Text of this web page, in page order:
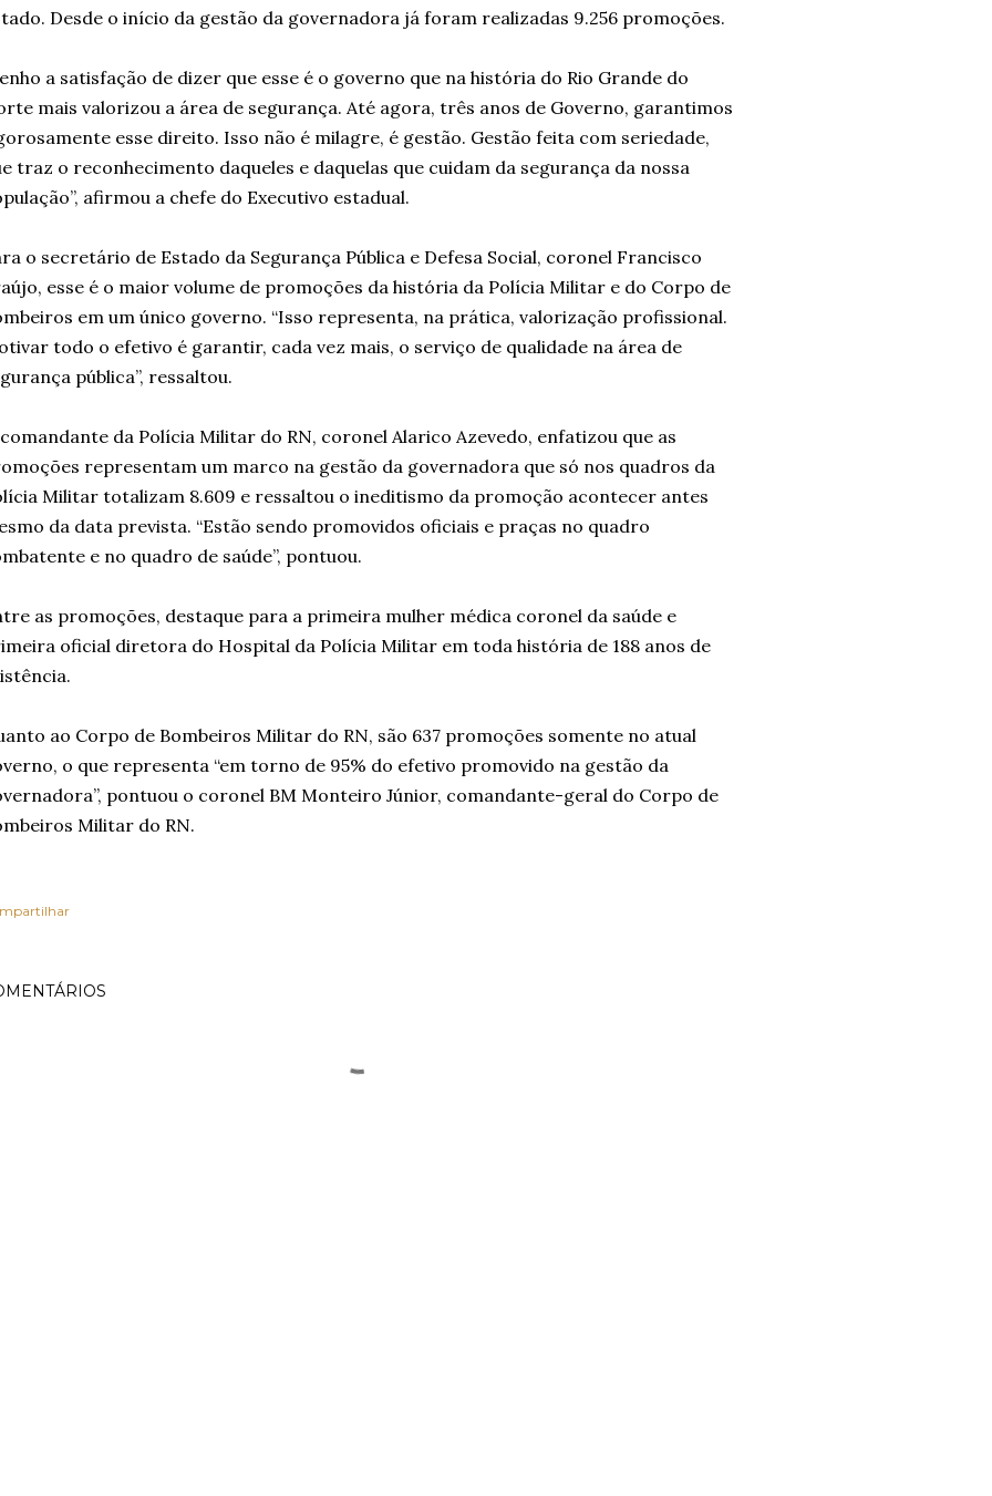
Desde o início da gestão da governadora já foram realizadas 9.256 promoções.
a satisfação de dizer que esse é o governo que na história do Rio Grande do
mais valorizou a área de segurança. Até agora, três anos de Governo, garantimos
esse direito. Isso não é milagre, é gestão. Gestão feita com seriedade,
traz o reconhecimento daqueles e daquelas que cuidam da segurança da nossa
afirmou a chefe do Executivo estadual.
o secretário de Estado da Segurança Pública e Defesa Social, coronel Francisco
esse é o maior volume de promoções da história da Polícia Militar e do Corpo de
em um único governo. “Isso representa, na prática, valorização profissional.
todo o efetivo é garantir, cada vez mais, o serviço de qualidade na área de
pública”, ressaltou.
da Polícia Militar do RN, coronel Alarico Azevedo, enfatizou que as
representam um marco na gestão da governadora que só nos quadros da
Militar totalizam 8.609 e ressaltou o ineditismo da promoção acontecer antes
da data prevista. “Estão sendo promovidos oficiais e praças no quadro
e no quadro de saúde”, pontuou.
as promoções, destaque para a primeira mulher médica coronel da saúde e
oficial diretora do Hospital da Polícia Militar em toda história de 188 anos de
ao Corpo de Bombeiros Militar do RN, são 637 promoções somente no atual
o que representa “em torno de 95% do efetivo promovido na gestão da
pontuou o coronel BM Monteiro Júnior, comandante-geral do Corpo de
Militar do RN.